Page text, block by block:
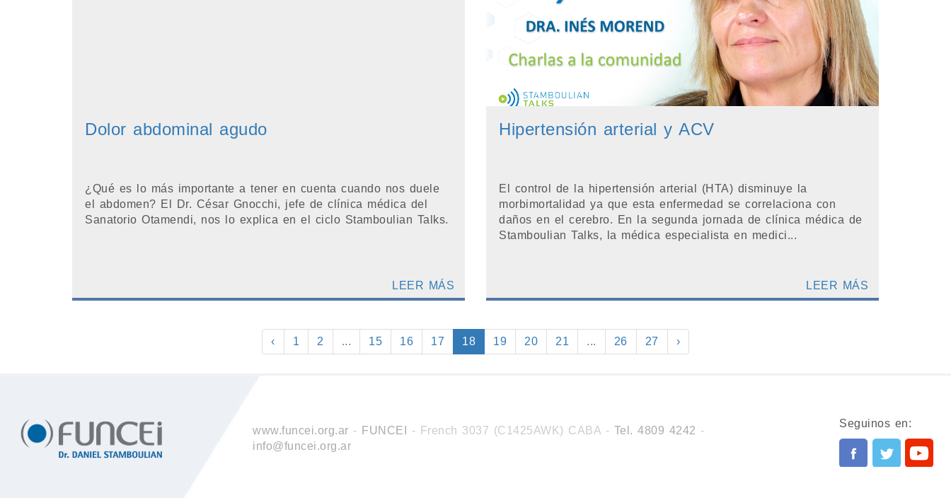
Dolor abdominal agudo
¿Qué es lo más importante a tener en cuenta cuando nos duele
el abdomen? El Dr. César Gnocchi, jefe de clínica médica del
Sanatorio Otamendi, nos lo explica en el ciclo Stamboulian Talks.
LEER MÁS
Hipertensión arterial y ACV
El control de la hipertensión arterial (HTA) disminuye la
morbimortalidad ya que esta enfermedad se correlaciona con
daños en el cerebro. En la segunda jornada de clínica médica de
Stamboulian Talks, la médica especialista en medici...
LEER MÁS
‹ 1 2 ... 15 16 17 18 19 20 21 ... 26 27 ›
www.funcei.org.ar - FUNCEI - French 3037 (C1425AWK) CABA - Tel. 4809 4242 -
info@funcei.org.ar
Seguinos en: